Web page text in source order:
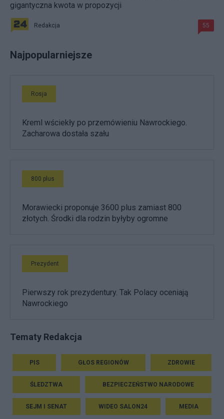
gigantyczna kwota w propozycji
Redakcja 55
Najpopularniejsze
Rosja
Kreml wściekły po przemówieniu Nawrockiego.
Zacharowa dostała szału
800 plus
Morawiecki proponuje 3600 plus zamiast 800
złotych. Środki dla rodzin byłyby ogromne
Prezydent
Pierwszy rok prezydentury. Tak Polacy oceniają
Nawrockiego
Tematy Redakcja
PIS GŁOS REGIONÓW ZDROWIE
ŚLEDZTWA BEZPIECZEŃSTWO NARODOWE
SEJM I SENAT WIDEO SALON24 MEDIA